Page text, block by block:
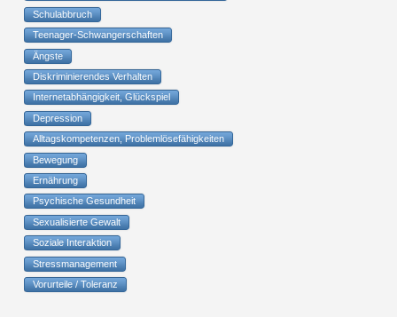
Schulabbruch
Teenager-Schwangerschaften
Ängste
Diskriminierendes Verhalten
Internetabhängigkeit, Glückspiel
Depression
Alltagskompetenzen, Problemlösefähigkeiten
Bewegung
Ernährung
Psychische Gesundheit
Sexualisierte Gewalt
Soziale Interaktion
Stressmanagement
Vorurteile / Toleranz